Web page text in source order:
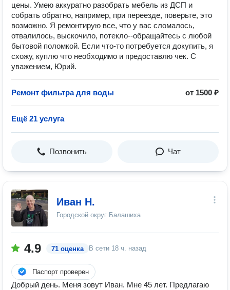
цены. Умею аккуратно разобрать мебель из ДСП и
собрать обратно, например, при переезде, поверьте, это
возможно. Я ремонтирую все, что у вас сломалось,
отвалилось, выскочило, потекло--обращайтесь с любой
бытовой поломкой. Если что-то потребуется докупить, я
схожу, куплю что необходимо и предоставлю чек. С
уважением, Юрий.
Ремонт фильтра для воды от 1500 ₽
Ещё 21 услуга
Позвонить Чат
Иван Н.
Городской округ Балашиха
4.9 71 оценка В сети 18 ч. назад
Паспорт проверен
Добрый день. Меня зовут Иван. Мне 45 лет. Предлагаю